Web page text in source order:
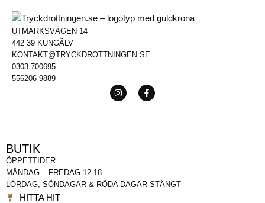
UTMARKSVÄGEN 14
442 39 KUNGÄLV
KONTAKT@TRYCKDROTTNINGEN.SE
0303-700695
556206-9889
BUTIK
ÖPPETTIDER
MÅNDAG – FREDAG 12-18
LÖRDAG, SÖNDAGAR & RÖDA DAGAR STÄNGT
HITTA HIT